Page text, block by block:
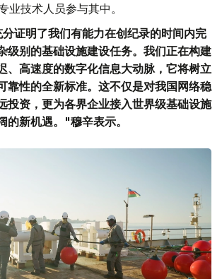
业技术人员参与其中。
证明了我们有能力在创纪录的时间内完
级别的基础设施建设任务。我们正在构建
、高速度的数字化信息大动脉，它将树立
靠性的全新标准。这不仅是对我国网络稳
投资，更为各界企业接入世界级基础设施
的新机遇。"穆辛表示。